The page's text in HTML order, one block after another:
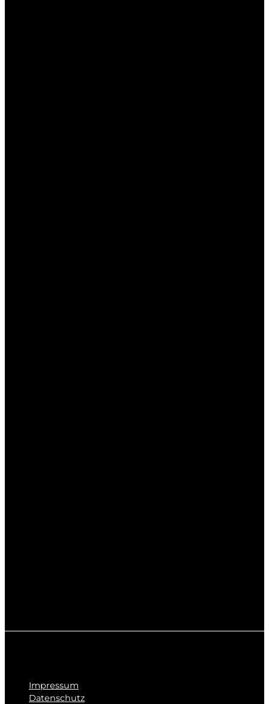
Impressum
Datenschutz